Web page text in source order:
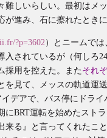
難しいらしい。最初はメ
が進み、石に擦れたとき
?p=3602 ）とニームで
入されているが（何しろ
採用を控えた。またそれ
を見て、メッスの軌道運
デアで、バス停にドラ
にBRT運転を始めたスト
来る』と言ってくれたこ